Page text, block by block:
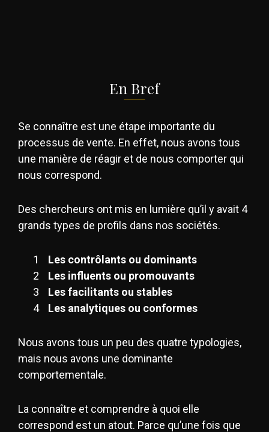
En Bref
Se connaître est une étape importante du
processus de vente. En effet, nous avons tous
une manière de réagir et de nous comporter qui
nous correspond.
Des chercheurs ont mis en lumière qu’il y avait 4
grands types de profils dans nos sociétés.
Les contrôlants ou dominants
Les influents ou promouvants
Les facilitants ou stables
Les analytiques ou conformes
Nous avons tous un peu des quatre typologies,
mais nous avons une dominante
comportementale.
La connaître et comprendre à quoi elle
correspond est un atout. Parce qu’une fois que